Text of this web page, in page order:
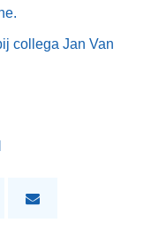
collega Jan Van